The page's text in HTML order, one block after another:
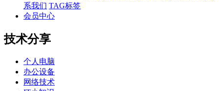
系我们 TAG标签
会员中心
技术分享
个人电脑
办公设备
网络技术